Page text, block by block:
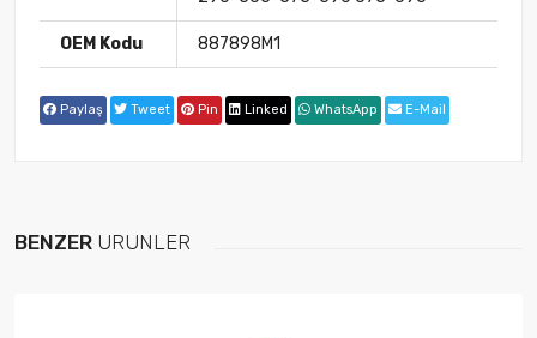
OEM Kodu 887898M1
Paylaş Tweet Pin Linked WhatsApp E-Mail
BENZER ÜRÜNLER